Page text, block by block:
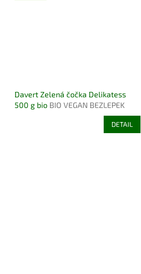
Davert Zelená čočka Delikatess
500 g bio BIO VEGAN BEZLEPEK
DETAIL